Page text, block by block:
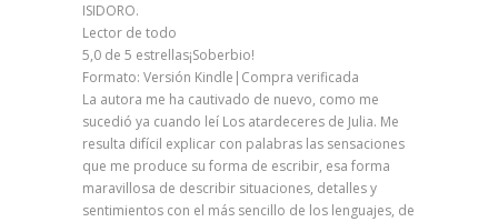
ISIDORO.
Lector de todo
5,0 de 5 estrellas¡Soberbio!
Formato: Versión Kindle|Compra verificada
La autora me ha cautivado de nuevo, como me
sucedió ya cuando leí Los atardeceres de Julia. Me
resulta difícil explicar con palabras las sensaciones
que me produce su forma de escribir, esa forma
maravillosa de describir situaciones, detalles y
sentimientos con el más sencillo de los lenguajes, de